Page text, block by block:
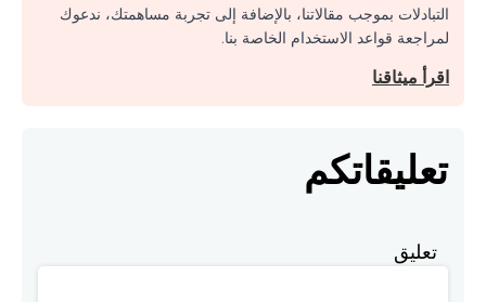
التبادلات بموجب مقالاتنا، بالإضافة إلى تجربة مساهمتك، ندعوك
لمراجعة قواعد الاستخدام الخاصة بنا.
اقرأ ميثاقنا
تعليقاتكم
تعليق